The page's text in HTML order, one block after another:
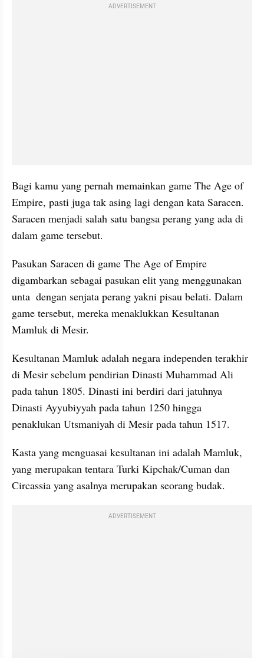
ADVERTISEMENT
Bagi kamu yang pernah memainkan game The Age of
Empire, pasti juga tak asing lagi dengan kata Saracen.
Saracen menjadi salah satu bangsa perang yang ada di
dalam game tersebut.
Pasukan Saracen di game The Age of Empire
digambarkan sebagai pasukan elit yang menggunakan
unta  dengan senjata perang yakni pisau belati. Dalam
game tersebut, mereka menaklukkan Kesultanan
Mamluk di Mesir.
Kesultanan Mamluk adalah negara independen terakhir
di Mesir sebelum pendirian Dinasti Muhammad Ali
pada tahun 1805. Dinasti ini berdiri dari jatuhnya
Dinasti Ayyubiyyah pada tahun 1250 hingga
penaklukan Utsmaniyah di Mesir pada tahun 1517.
Kasta yang menguasai kesultanan ini adalah Mamluk,
yang merupakan tentara Turki Kipchak/Cuman dan
Circassia yang asalnya merupakan seorang budak.
ADVERTISEMENT